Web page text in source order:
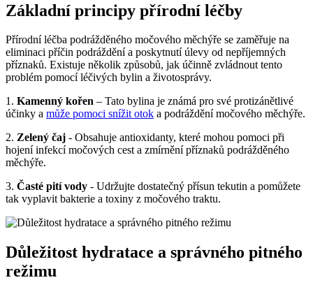
Základní principy přírodní léčby
Přírodní léčba podrážděného močového měchýře se zaměřuje na
eliminaci ‍příčin podráždění a poskytnutí ⁣úlevy od nepříjemných
‌příznaků. Existuje několik⁣ způsobů, jak účinně zvládnout tento
problém pomocí léčivých bylin ⁤a životosprávy.
1.⁤ Kamenný kořen – Tato bylina je⁣ známá pro své protizánětlivé
účinky a ‌ může pomoci snížit otok a podráždění močového ⁤měchýře.
2. Zelený čaj ‌- Obsahuje ⁢antioxidanty, které mohou pomoci při‌
hojení infekcí močových cest a zmírnění příznaků podrážděného
měchýře.
3.​ Časté pití vody ⁢- Udržujte dostatečný přísun tekutin a pomůžete
tak vyplavit‌ bakterie a toxiny ‌z močového traktu.
Důležitost‌ hydratace a správného pitného
režimu